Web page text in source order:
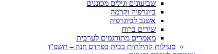
שביעונים וגילים מכוננים
ביוגרפיה וקרמה
אשנב לביוגרפיה
שירים ברוח
מאמרים מתורגמים לערבית
פעילות קהילתית בבית בפרדס חנה – תשפ"ו